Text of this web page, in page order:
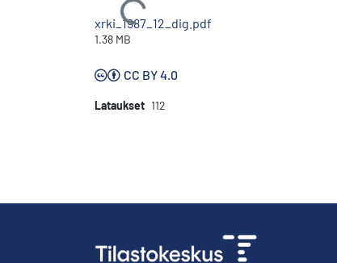
Ladataan...
xrki_1987_12_dig.pdf
1.38 MB
CC BY 4.0
Lataukset 112